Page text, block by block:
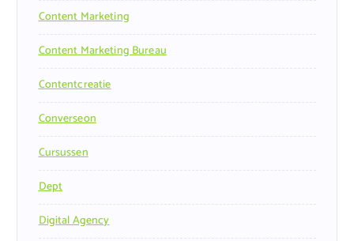
Content Marketing
Content Marketing Bureau
Contentcreatie
Converseon
Cursussen
Dept
Digital Agency